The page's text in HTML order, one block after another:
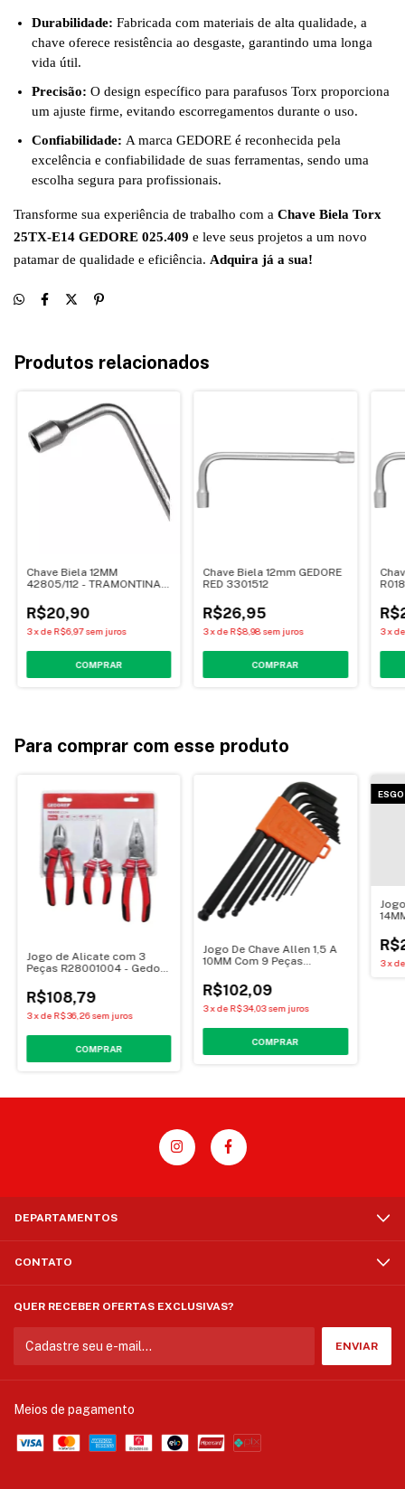
Durabilidade: Fabricada com materiais de alta qualidade, a
chave oferece resistência ao desgaste, garantindo uma longa
vida útil.
Precisão: O design específico para parafusos Torx proporciona
um ajuste firme, evitando escorregamentos durante o uso.
Confiabilidade: A marca GEDORE é reconhecida pela
excelência e confiabilidade de suas ferramentas, sendo uma
escolha segura para profissionais.
Transforme sua experiência de trabalho com a Chave Biela Torx
25TX-E14 GEDORE 025.409 e leve seus projetos a um novo
patamar de qualidade e eficiência. Adquira já a sua!
Produtos relacionados
Chave Biela 12MM
42805/112 - TRAMONTINA
R$20,90
3xdeR$6,97 sem juros
Chave Biela 12mm GEDORE
RED 3301512
R$26,95
3xdeR$8,98 sem juros 3x
Para comprar com esse produto
Jogo de Alicate com 3
Peças R28001004 - Gedore
R$108,79
3xdeR$36,26 sem juros
Jogo De Chave Allen 1,5 A
10MM Com 9 Peças
PRO
R$102,09
3xdeR$34,03 sem juros
PRO
3x
DEPARTAMENTOS
CONTATO
QUER RECEBER OFERTAS EXCLUSIVAS?
Meios de pagamento